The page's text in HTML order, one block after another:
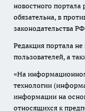
новостного портала
обязательна, в
законодательства
Редакция портала
пользователей, а
«На
технологии
информации на
относящихся к